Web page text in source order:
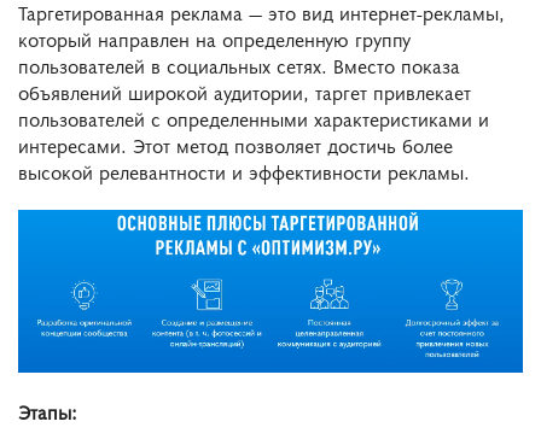
Таргетированная реклама — это вид интернет-рекламы,
который направлен на определенную группу
пользователей в социальных сетях. Вместо показа
объявлений широкой аудитории, таргет привлекает
пользователей с определенными характеристиками и
интересами. Этот метод позволяет достичь более
высокой релевантности и эффективности рекламы.
Этапы: